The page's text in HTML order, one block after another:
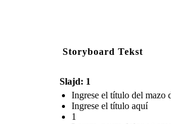
Storyboard Tekst
Slajd: 1
Ingrese el título del mazo
Ingrese el título aquí
1